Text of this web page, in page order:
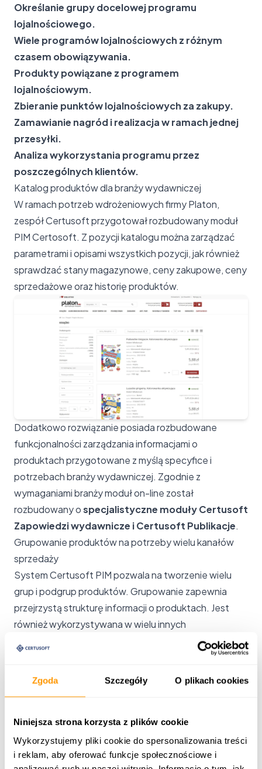
Zgoda Szczegóły O plikach cookies
Niniejsza strona korzysta z plików cookie
Wykorzystujemy pliki cookie do spersonalizowania treści
i reklam, aby oferować funkcje społecznościowe i
Określanie grupy docelowej programu
lojalnościowego.
Wiele programów lojalnościowych z różnym
czasem obowiązywania.
Produkty powiązane z programem
lojalnościowym.
Zbieranie punktów lojalnościowych za zakupy.
Zamawianie nagród i realizacja w ramach jednej
przesyłki.
Analiza wykorzystania programu przez
poszczególnych klientów.
Katalog produktów dla branży wydawniczej
W ramach potrzeb wdrożeniowych firmy Platon,
zespół Certusoft przygotował rozbudowany moduł
PIM Certosoft. Z pozycji katalogu można zarządzać
parametrami i opisami wszystkich pozycji, jak również
sprawdzać stany magazynowe, ceny zakupowe, ceny
sprzedażowe oraz historię produktów.
Dodatkowo rozwiązanie posiada rozbudowane
funkcjonalności zarządzania informacjami o
produktach przygotowane z myślą specyfice i
potrzebach branży wydawniczej. Zgodnie z
wymaganiami branży moduł on-line został
rozbudowany ospecjalistyczne moduły Certusoft
Zapowiedzi wydawnicze i Certusoft Publikacje.
Grupowanie produktów na potrzeby wielu kanałów
sprzedaży
System Certusoft PIM pozwala na tworzenie wielu
grup i podgrup produktów. Grupowanie zapewnia
przejrzystą strukturę informacji o produktach. Jest
również wykorzystywana w wielu innych
mechanizmach rozszerzających funkcjonalności PIM.
Grupy są wykorzystywane do budowania polityk
opatrzona różnymi opisami, w różnych językach na
sprzedaży i działań marketingowych. Grupy mogą
wykluczać lub łączyć produkty, grupy produktów,
dostawców czy klientów. Grupowanie jest